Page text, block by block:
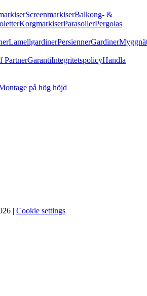
ScreenmarkiserBalkong- &
KorgmarkiserParasollerPergolas
LamellgardinerPersiennerGardiner
PartnerGarantiIntegritetspolicyHandla
på hög höjd
| Cookie settings